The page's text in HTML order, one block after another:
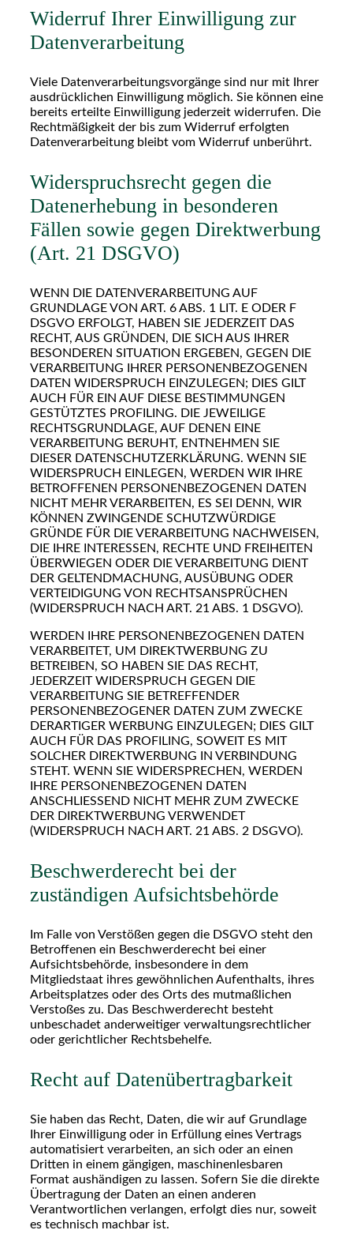
Widerruf Ihrer Einwilligung zur
Datenverarbeitung
Viele Datenverarbeitungsvorgänge sind nur mit Ihrer
ausdrücklichen Einwilligung möglich. Sie können eine
bereits erteilte Einwilligung jederzeit widerrufen. Die
Rechtmäßigkeit der bis zum Widerruf erfolgten
Datenverarbeitung bleibt vom Widerruf unberührt.
Widerspruchsrecht gegen die
Datenerhebung in besonderen
Fällen sowie gegen Direktwerbung
(Art. 21 DSGVO)
WENN DIE DATENVERARBEITUNG AUF
GRUNDLAGE VON ART. 6 ABS. 1 LIT. E ODER F
DSGVO ERFOLGT, HABEN SIE JEDERZEIT DAS
RECHT, AUS GRÜNDEN, DIE SICH AUS IHRER
BESONDEREN SITUATION ERGEBEN, GEGEN DIE
VERARBEITUNG IHRER PERSONENBEZOGENEN
DATEN WIDERSPRUCH EINZULEGEN; DIES GILT
AUCH FÜR EIN AUF DIESE BESTIMMUNGEN
GESTÜTZTES PROFILING. DIE JEWEILIGE
RECHTSGRUNDLAGE, AUF DENEN EINE
VERARBEITUNG BERUHT, ENTNEHMEN SIE
DIESER DATENSCHUTZERKLÄRUNG. WENN SIE
WIDERSPRUCH EINLEGEN, WERDEN WIR IHRE
BETROFFENEN PERSONENBEZOGENEN DATEN
NICHT MEHR VERARBEITEN, ES SEI DENN, WIR
KÖNNEN ZWINGENDE SCHUTZWÜRDIGE
GRÜNDE FÜR DIE VERARBEITUNG NACHWEISEN,
DIE IHRE INTERESSEN, RECHTE UND FREIHEITEN
ÜBERWIEGEN ODER DIE VERARBEITUNG DIENT
DER GELTENDMACHUNG, AUSÜBUNG ODER
VERTEIDIGUNG VON RECHTSANSPRÜCHEN
(WIDERSPRUCH NACH ART. 21 ABS. 1 DSGVO).
WERDEN IHRE PERSONENBEZOGENEN DATEN
VERARBEITET, UM DIREKTWERBUNG ZU
BETREIBEN, SO HABEN SIE DAS RECHT,
JEDERZEIT WIDERSPRUCH GEGEN DIE
VERARBEITUNG SIE BETREFFENDER
PERSONENBEZOGENER DATEN ZUM ZWECKE
DERARTIGER WERBUNG EINZULEGEN; DIES GILT
AUCH FÜR DAS PROFILING, SOWEIT ES MIT
SOLCHER DIREKTWERBUNG IN VERBINDUNG
STEHT. WENN SIE WIDERSPRECHEN, WERDEN
IHRE PERSONENBEZOGENEN DATEN
ANSCHLIESSEND NICHT MEHR ZUM ZWECKE
DER DIREKTWERBUNG VERWENDET
(WIDERSPRUCH NACH ART. 21 ABS. 2 DSGVO).
Beschwerde­recht bei der
zuständigen Aufsichts­behörde
Im Falle von Verstößen gegen die DSGVO steht den
Betroffenen ein Beschwerderecht bei einer
Aufsichtsbehörde, insbesondere in dem
Mitgliedstaat ihres gewöhnlichen Aufenthalts, ihres
Arbeitsplatzes oder des Orts des mutmaßlichen
Verstoßes zu. Das Beschwerderecht besteht
unbeschadet anderweitiger verwaltungsrechtlicher
oder gerichtlicher Rechtsbehelfe.
Recht auf Daten­übertrag­barkeit
Sie haben das Recht, Daten, die wir auf Grundlage
Ihrer Einwilligung oder in Erfüllung eines Vertrags
automatisiert verarbeiten, an sich oder an einen
Dritten in einem gängigen, maschinenlesbaren
Format aushändigen zu lassen. Sofern Sie die direkte
Übertragung der Daten an einen anderen
Verantwortlichen verlangen, erfolgt dies nur, soweit
es technisch machbar ist.